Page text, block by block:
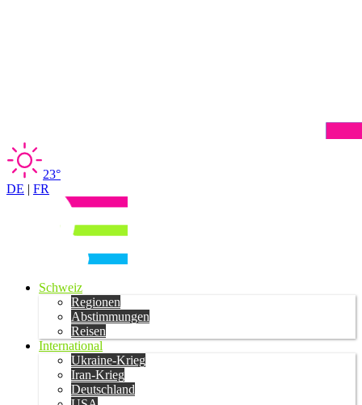
23°
DE | FR
Schweiz
Regionen
Abstimmungen
Reisen
International
Ukraine-Krieg
Iran-Krieg
Deutschland